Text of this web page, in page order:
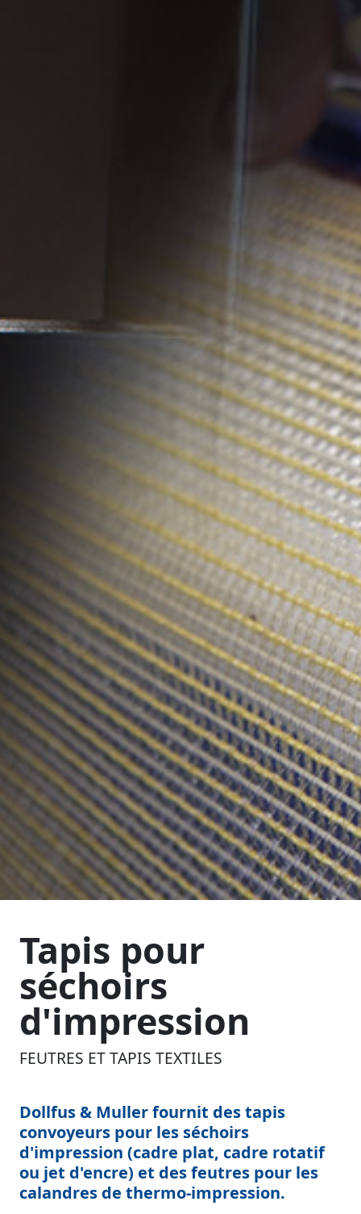
Tapis pour
séchoirs
d'impression
FEUTRES ET TAPIS TEXTILES
Dollfus & Muller fournit des tapis
convoyeurs pour les séchoirs
d'impression (cadre plat, cadre rotatif
ou jet d'encre) et des feutres pour les
calandres de thermo-impression.